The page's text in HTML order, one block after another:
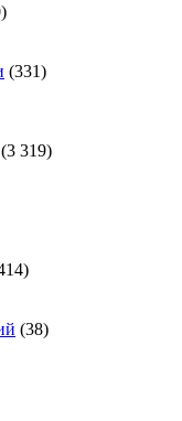
(331)
(3 319)
(38)